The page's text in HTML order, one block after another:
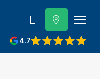
4.7
Contactez-nous